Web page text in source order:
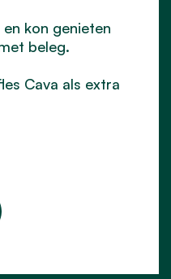
kon genieten
beleg.
Cava als extra